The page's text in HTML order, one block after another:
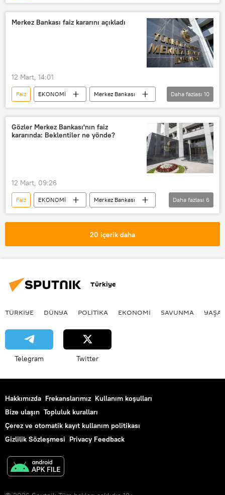
Merkez Bankası
Faiz oranı
PPK
Merkez Bankası faiz kararını açıkladı
12 Mart, 14:01
Faiz EKONOMİ
Merkez Bankası
Merkez Bankası (MB)
Faiz indirimi
Faiz oranı
Faiz artırımı
faiz oranları
faiz artırımı
Daha fazlası 10
Gözler Merkez Bankası'nın faiz
kararında: Beklentiler ne yönde?
12 Mart, 09:26
Faiz EKONOMİ
Merkez Bankası
Faiz indirimi
Faiz oranı
Faiz artırımı
düşük faiz politikası
Daha fazlası 6
20 içerik daha
Türkiye
TÜRKIYE DÜNYA POLİTİKA EKONOMİ SAVUNMA
Telegram Twitter
Hakkımızda Frekanslarımız Kullanım koşulları
Bize ulaşın Topluluk kuralları
Çerez ve otomatik kayıt kullanım politikası
Gizlilik Sözleşmesi Privacy Feedback